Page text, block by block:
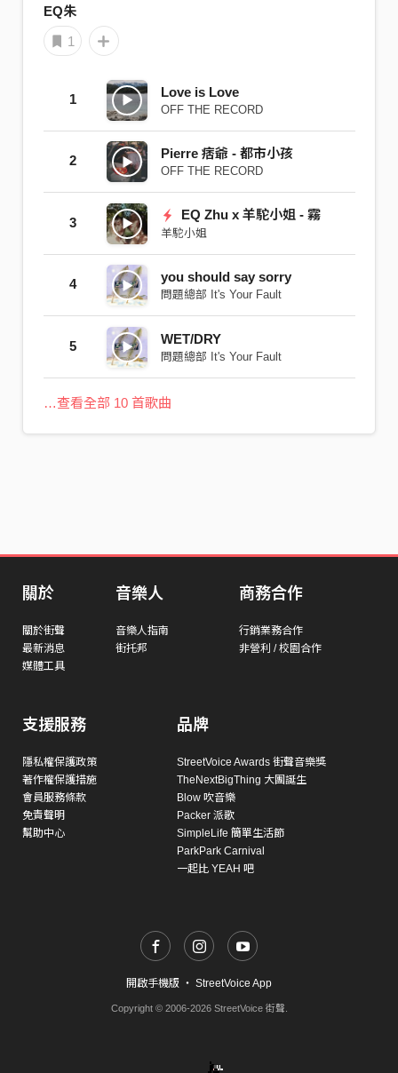
EQ朱
1
1 Love is Love
OFF THE RECORD
2 Pierre 痞爺 - 都市小孩
OFF THE RECORD
3
EQ Zhu x 羊駝小姐 - 霧
羊駝小姐
4 you should say sorry
問題總部 It's Your Fault
5 WET/DRY
問題總部 It's Your Fault
…查看全部 10 首歌曲
關於
關於街聲
最新消息
媒體工具
音樂人
音樂人指南
街托邦
商務合作
行銷業務合作
非營利 / 校園合作
支援服務
隱私權保護政策
著作權保護措施
會員服務條款
免責聲明
幫助中心
品牌
StreetVoice Awards 街聲音樂獎
TheNextBigThing 大團誕生
Blow 吹音樂
Packer 派歌
SimpleLife 簡單生活節
ParkPark Carnival
一起比 YEAH 吧
開啟手機版 ・ StreetVoice App
Copyright © 2006-2026 StreetVoice 街聲.